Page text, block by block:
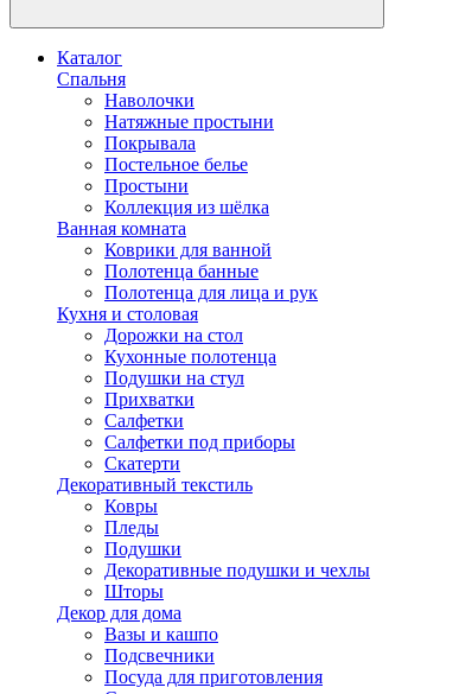
Каталог
Спальня
Наволочки
Натяжные простыни
Покрывала
Постельное белье
Простыни
Коллекция из шёлка
Ванная комната
Коврики для ванной
Полотенца банные
Полотенца для лица и рук
Кухня и столовая
Дорожки на стол
Кухонные полотенца
Подушки на стул
Прихватки
Салфетки
Салфетки под приборы
Скатерти
Декоративный текстиль
Ковры
Пледы
Подушки
Декоративные подушки и чехлы
Шторы
Декор для дома
Вазы и кашпо
Подсвечники
Посуда для приготовления